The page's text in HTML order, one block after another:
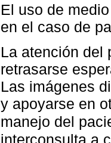
El uso de
en el caso de
La atención del
retrasarse
Las imágenes
y apoyarse en
manejo del
interconsulta a